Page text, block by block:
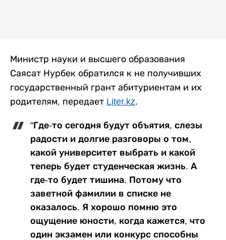
Министр науки и высшего образования
Саясат Нурбек обратился к не получивших
государственный грант абитуриентам и их
родителям, передает Liter.kz.
"Где-то сегодня будут объятия, слезы
радости и долгие разговоры о том,
какой университет выбрать и какой
теперь будет студенческая жизнь. А
где-то будет тишина. Потому что
заветной фамилии в списке не
оказалось. Я хорошо помню это
ощущение юности, когда кажется, что
один экзамен или конкурс способны